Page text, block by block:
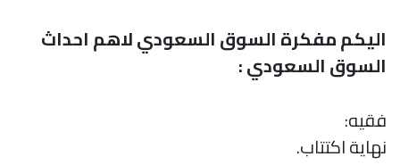
اليكم مفكرة السوق السعودي لاهم احداث
السوق السعودي :
فقيه:
نهاية اكتتاب.